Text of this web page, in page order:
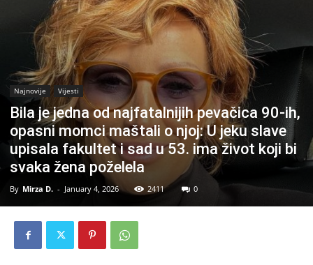
Najnovije Vijesti
Bila je jedna od najfatalnijih pevačica 90-ih,
opasni momci maštali o njoj: U jeku slave
upisala fakultet i sad u 53. ima život koji bi
svaka žena poželela
By Mirza D. - January 4, 2026 2411 0